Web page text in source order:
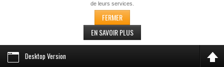
Desktop Version
de leurs services.
FERMER
EN SAVOIR PLUS